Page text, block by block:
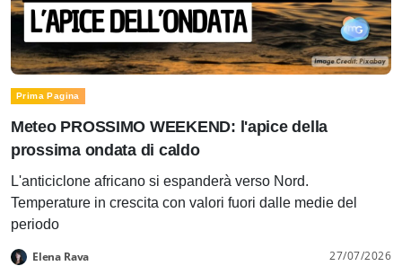
Prima Pagina
Meteo PROSSIMO WEEKEND: l'apice della
prossima ondata di caldo
L'anticiclone africano si espanderà verso Nord.
Temperature in crescita con valori fuori dalle medie del
periodo
Elena Rava 27/07/2026